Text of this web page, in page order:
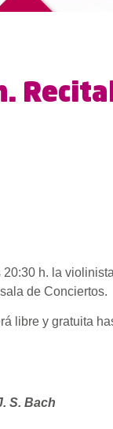
h. la
de Conciertos.
libre y gratuita
S. Bach